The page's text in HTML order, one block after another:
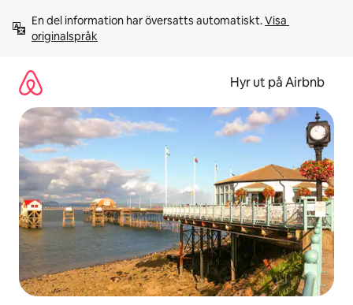
innehåll
En del information har översatts automatiskt. Visa
originalspråk
Hyr ut på Airbnb